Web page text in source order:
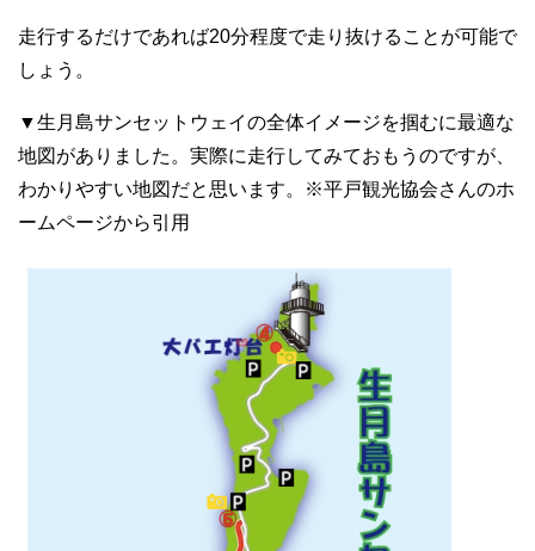
走行するだけであれば20分程度で走り抜けることが可能で
しょう。
▼生月島サンセットウェイの全体イメージを掴むに最適な
地図がありました。実際に走行してみておもうのですが、
わかりやすい地図だと思います。※平戸観光協会さんのホ
ームページから引用